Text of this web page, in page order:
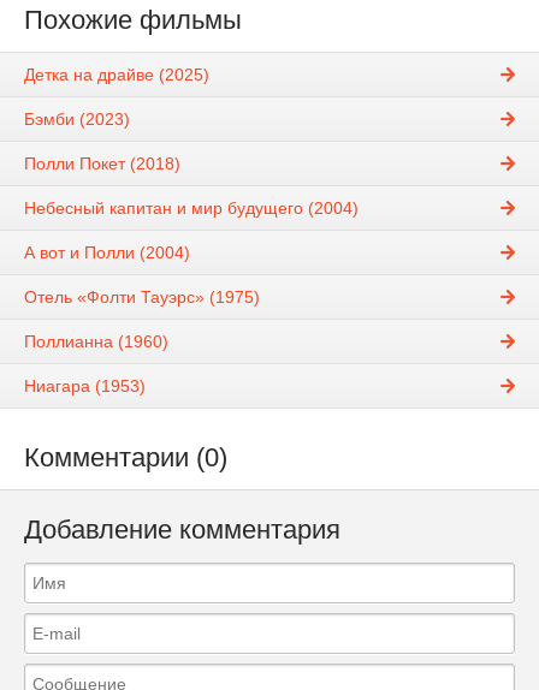
Похожие фильмы
Детка на драйве (2025)
Бэмби (2023)
Полли Покет (2018)
Небесный капитан и мир будущего (2004)
А вот и Полли (2004)
Отель «Фолти Тауэрс» (1975)
Поллианна (1960)
Ниагара (1953)
Комментарии (0)
Добавление комментария